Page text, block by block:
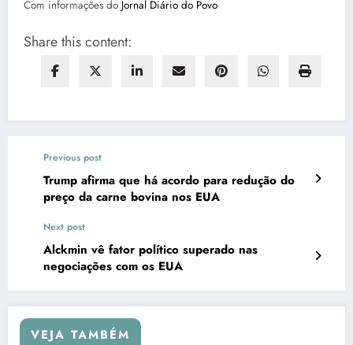
Com informações do Jornal Diário do Povo
Share this content:
Previous post
Trump afirma que há acordo para redução do
preço da carne bovina nos EUA
Next post
Alckmin vê fator político superado nas
negociações com os EUA
VEJA TAMBÉM